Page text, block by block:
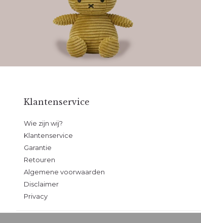
Klantenservice
Wie zijn wij?
Klantenservice
Garantie
Retouren
Algemene voorwaarden
Disclaimer
Privacy